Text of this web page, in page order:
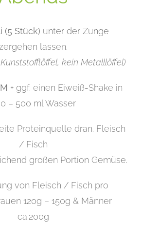
(5 Stück) unter der Zunge
lassen.
kein Metalllöffel)
+ ggf. einen Eiweiß-Shake in
– 500 ml Wasser
Proteinquelle dran. Fleisch
/ Fisch
großen Portion Gemüse.
von Fleisch / Fisch pro
120g – 150g & Männer
ca.200g